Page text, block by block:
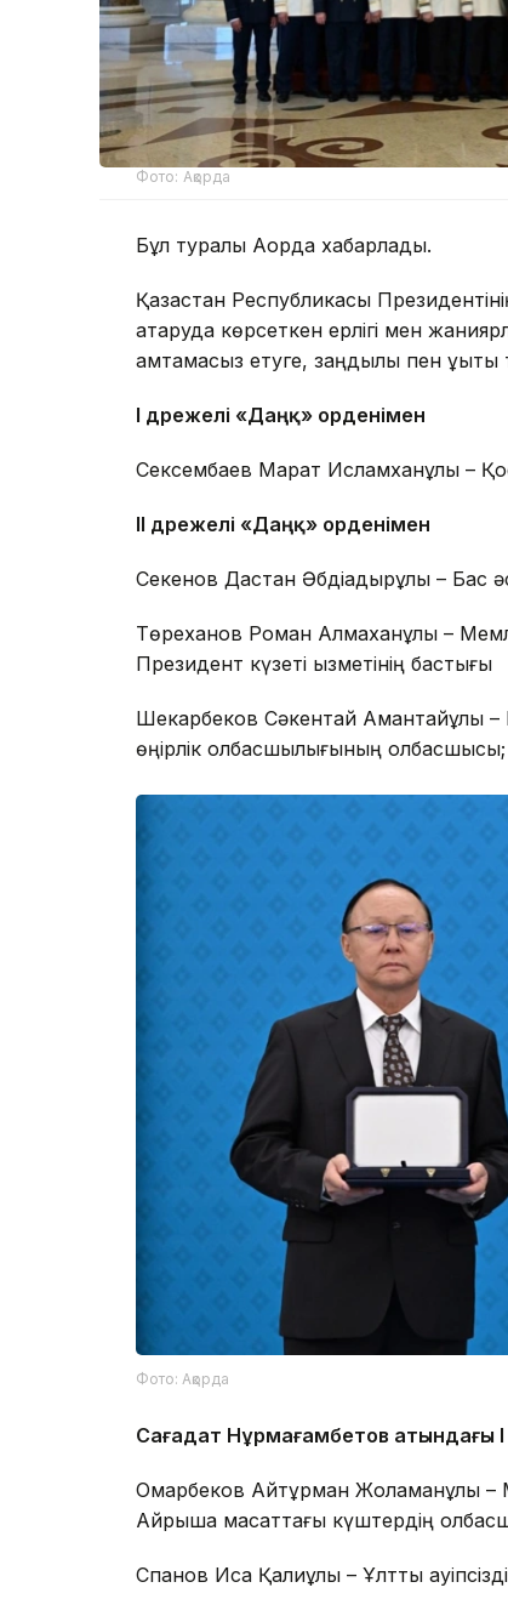
Фото: Ақорда
Бұл туралы Ақорда хабарлады.
Қазақстан Республикасы
атқаруда көрсеткен ерлігі мен
қамтамасыз етуге, заңдылық пен
І дәрежелі «Даңқ» орденімен
Сексембаев Марат Исламханұлы –
ІІ дәрежелі «Даңқ» орденімен
Секенов Дастан Әбдіқадырұлы – Бас
Төреханов Роман Алмаханұлы –
Президент күзеті қызметінің бастығы
Шекарбеков Сәкентай Амантайұлы –
өңірлік қолбасшылығының қолбасшысы;
Фото: Ақорда
Сағадат Нұрмағамбетов атындағы
Омарбеков Айтқұрман Жоламанұлы –
Айрықша мақсаттағы күштердің
Спанов Иса Қалиұлы – Ұлттық